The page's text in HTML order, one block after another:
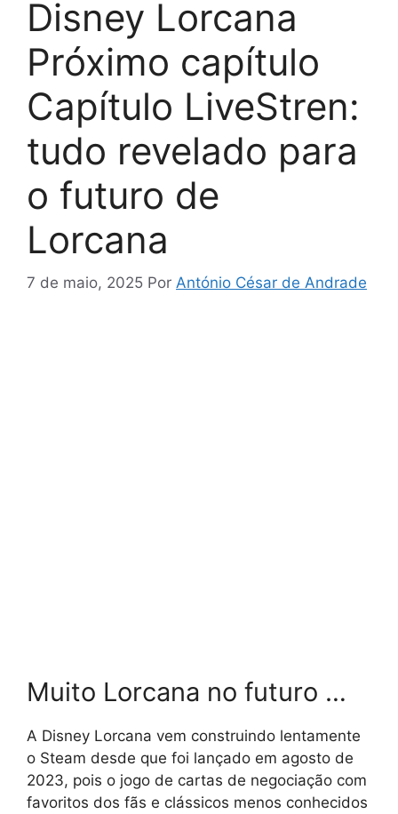
Disney Lorcana
Próximo capítulo
Capítulo LiveStren:
tudo revelado para
o futuro de
Lorcana
7 de maio, 2025 Por António César de Andrade
Muito Lorcana no futuro …
A Disney Lorcana vem construindo lentamente
o Steam desde que foi lançado em agosto de
2023, pois o jogo de cartas de negociação com
favoritos dos fãs e clássicos menos conhecidos